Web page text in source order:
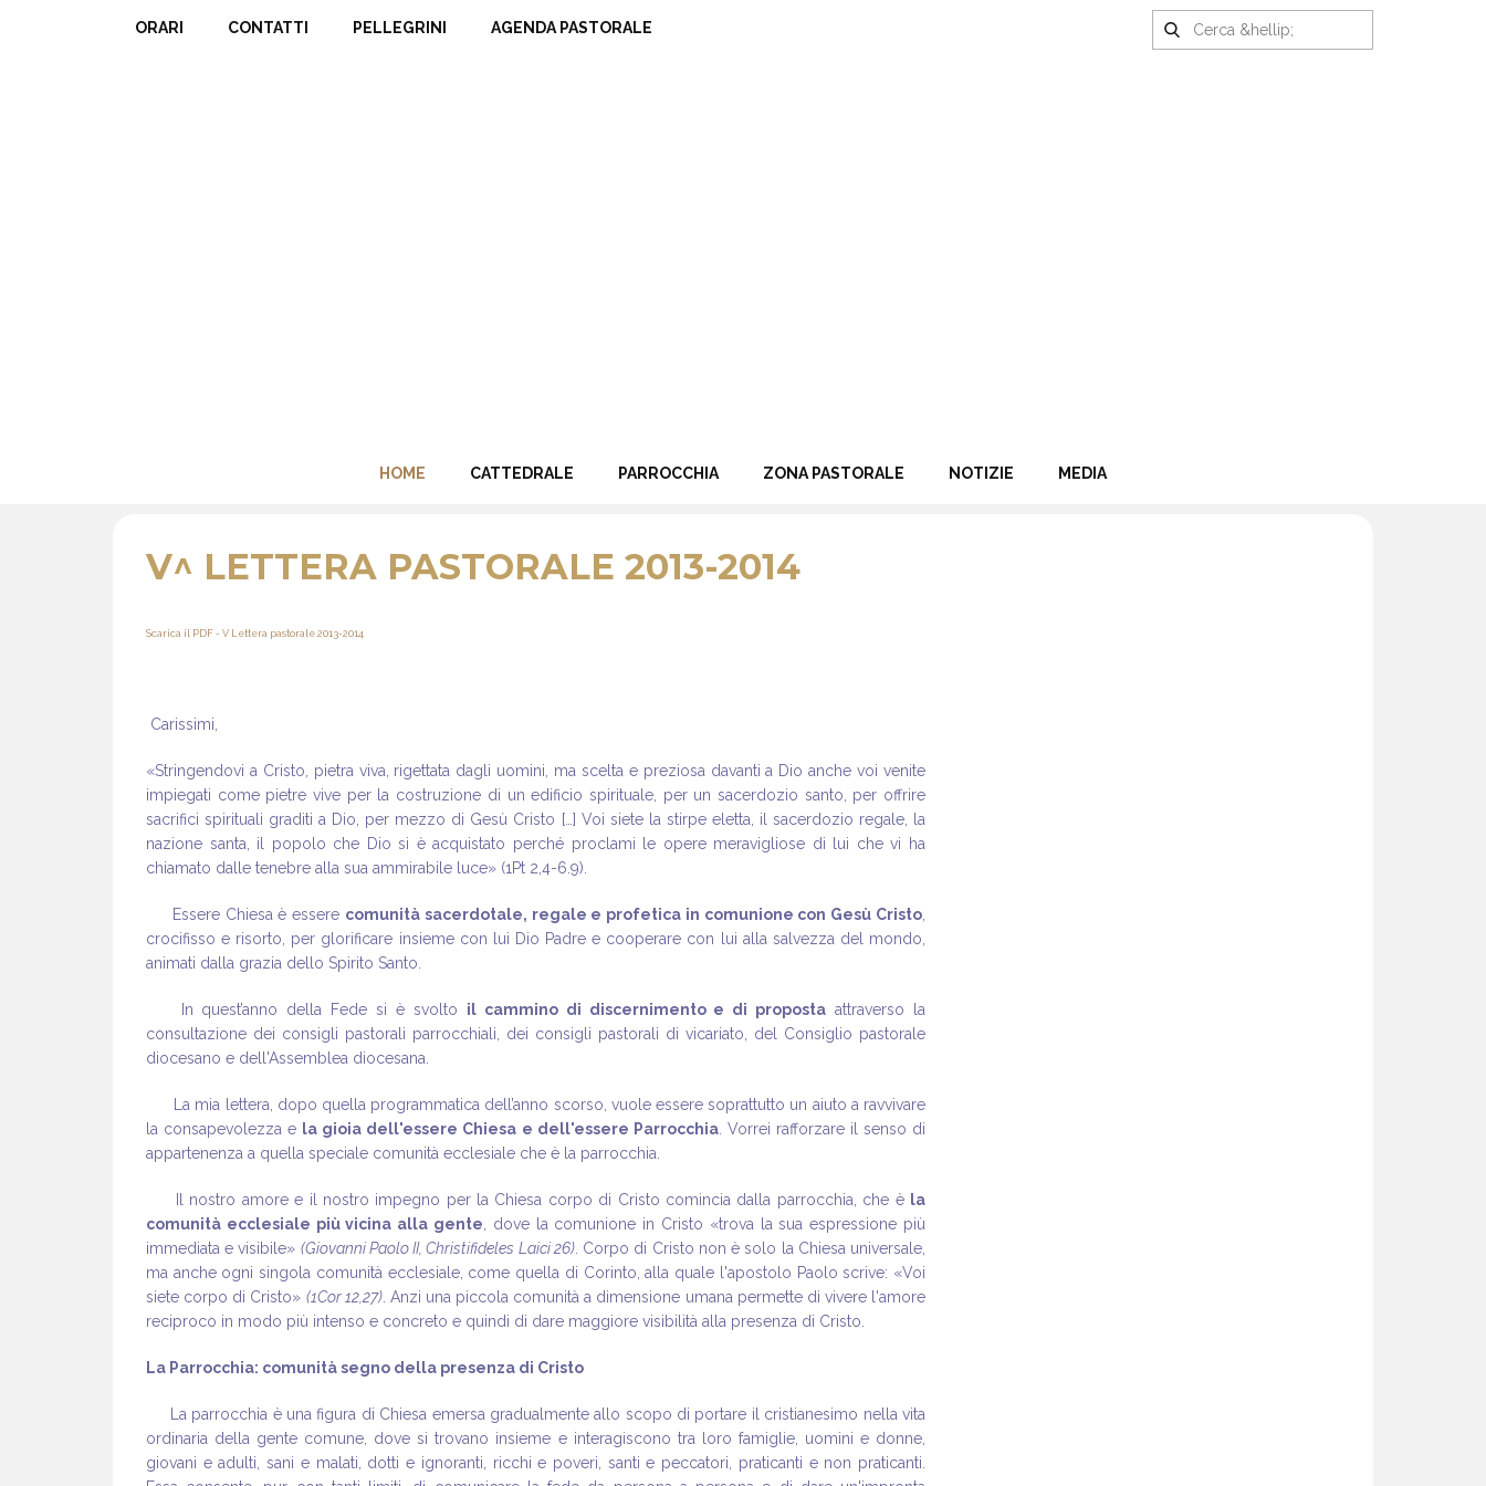
ORARI CONTATTI PELLEGRINI AGENDA PASTORALE
HOME CATTEDRALE PARROCCHIA ZONA PASTORALE NOTIZIE MEDIA
V^ LETTERA PASTORALE 2013-2014
Scarica il PDF - V Lettera pastorale 2013-2014
Carissimi,
«Stringendovi a Cristo, pietra viva, rigettata dagli uomini, ma scelta e preziosa davanti a Dio anche voi venite
impiegati come pietre vive per la costruzione di un edificio spirituale, per un sacerdozio santo, per offrire
sacrifici spirituali graditi a Dio, per mezzo di Gesù Cristo […] Voi siete la stirpe eletta, il sacerdozio regale, la
nazione santa, il popolo che Dio si è acquistato perché proclami le opere meravigliose di lui che vi ha
chiamato dalle tenebre alla sua ammirabile luce» (1Pt 2,4-6.9).
Essere Chiesa è essere comunità sacerdotale, regale e profetica in comunione con Gesù Cristo
crocifisso e risorto, per glorificare insieme con lui Dio Padre e cooperare con lui alla salvezza del mondo,
animati dalla grazia dello Spirito Santo.
In quest’anno della Fede si è svolto il cammino di discernimento e di proposta attraverso la
consultazione dei consigli pastorali parrocchiali, dei consigli pastorali di vicariato, del Consiglio pastorale
diocesano e dell'Assemblea diocesana.
La mia lettera, dopo quella programmatica dell’anno scorso, vuole essere soprattutto un aiuto a ravvivare
la consapevolezza e la gioia dell'essere Chiesa e dell'essere Parrocchia. Vorrei rafforzare il senso di
appartenenza a quella speciale comunità ecclesiale che è la parrocchia.
Il nostro amore e il nostro impegno per la Chiesa corpo di Cristo comincia dalla parrocchia, che è la
comunità ecclesiale più vicina alla gente , dove la comunione in Cristo «trova la sua espressione più
immediata e visibile» (Giovanni Paolo II, Christifideles Laici 26). Corpo di Cristo non è solo la Chiesa universale,
ma anche ogni singola comunità ecclesiale, come quella di Corinto, alla quale l'apostolo Paolo scrive: «Voi
siete corpo di Cristo» (1Cor 12,27). Anzi una piccola comunità a dimensione umana permette di vivere l'amore
reciproco in modo più intenso e concreto e quindi di dare maggiore visibilità alla presenza di Cristo.
La Parrocchia: comunità segno della presenza di Cristo
La parrocchia è una figura di Chiesa emersa gradualmente allo scopo di portare il cristianesimo nella vita
ordinaria della gente comune, dove si trovano insieme e interagiscono tra loro famiglie, uomini e donne,
giovani e adulti, sani e malati, dotti e ignoranti, ricchi e poveri, santi e peccatori, praticanti e non praticanti.